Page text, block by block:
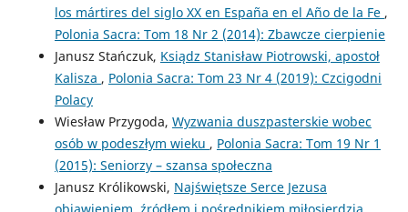
los mártires del siglo XX en España en el Año de la Fe ,
Polonia Sacra: Tom 18 Nr 2 (2014): Zbawcze cierpienie
Janusz Stańczuk, Ksiądz Stanisław Piotrowski, apostoł
Kalisza , Polonia Sacra: Tom 23 Nr 4 (2019): Czcigodni
Polacy
Wiesław Przygoda, Wyzwania duszpasterskie wobec
osób w podeszłym wieku , Polonia Sacra: Tom 19 Nr 1
(2015): Seniorzy – szansa społeczna
Janusz Królikowski, Najświętsze Serce Jezusa
objawieniem, źródłem i pośrednikiem miłosierdzia